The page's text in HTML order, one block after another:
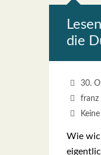
die
30.
franz
Wie